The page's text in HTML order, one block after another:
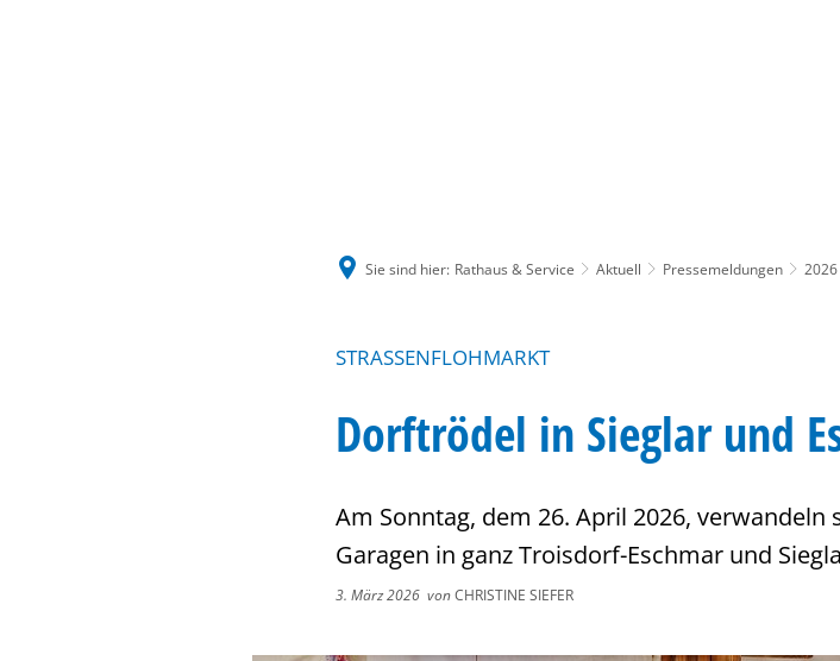
Sie sind hier: Rathaus & Service Aktuell Pressemeldungen 2026
STRASSENFLOHMARKT
Dorftrödel in Sieglar und
Am Sonntag, dem 26. April 2026,
Garagen in ganz Troisdorf-Eschmar und
3. März 2026 vonCHRISTINE SIEFER